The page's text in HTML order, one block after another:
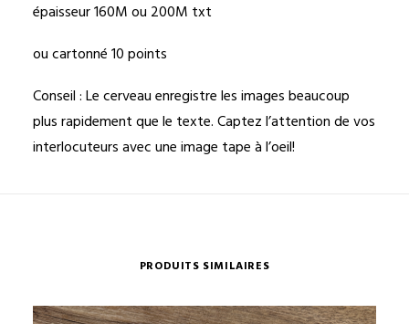
épaisseur 160M ou 200M txt
ou cartonné 10 points
Conseil : Le cerveau enregistre les images beaucoup
plus rapidement que le texte. Captez l’attention de vos
interlocuteurs avec une image tape à l’oeil!
PRODUITS SIMILAIRES